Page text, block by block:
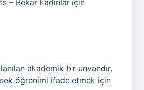
– Bekar kadınlar için
akademik bir unvandır.
öğrenimi ifade etmek için